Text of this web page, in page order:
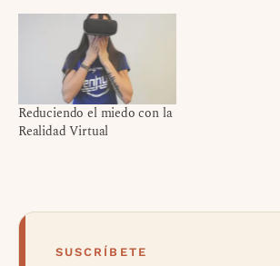
Reduciendo el miedo con la
Realidad Virtual
SUSCRÍBETE